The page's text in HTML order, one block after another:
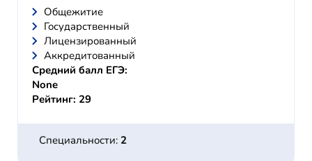
Общежитие
Государственный
Лицензированный
Аккредитованный
Средний балл ЕГЭ:
None
Рейтинг: 29
Специальности: 2